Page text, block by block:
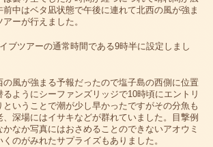
中はベタ凪状態で午後に連れて北西の風が強ま
ーが行えました。
ブツアーの通常時間である9時半に設定しまし
風が強まる予報だったので塩子島の西側に位置
ようにシーファンズリッジで10時頃にエントリ
いうことで潮が少し早かったですがその分魚も
深場にはイサキなどが群れていました。目撃例
なか写真にはおさめることのできないアオウミ
のがみれたサプライズもありました。